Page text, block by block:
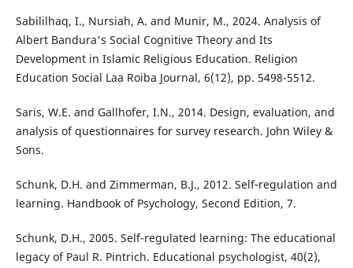
Sabililhaq, I., Nursiah, A. and Munir, M., 2024. Analysis of
Albert Bandura's Social Cognitive Theory and Its
Development in Islamic Religious Education. Religion
Education Social Laa Roiba Journal, 6(12), pp. 5498-5512.
Saris, W.E. and Gallhofer, I.N., 2014. Design, evaluation, and
analysis of questionnaires for survey research. John Wiley &
Sons.
Schunk, D.H. and Zimmerman, B.J., 2012. Self‐regulation and
learning. Handbook of Psychology, Second Edition, 7.
Schunk, D.H., 2005. Self-regulated learning: The educational
legacy of Paul R. Pintrich. Educational psychologist, 40(2),